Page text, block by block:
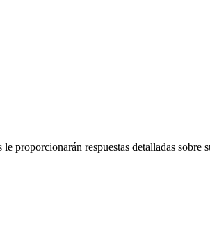
proporcionarán respuestas detalladas sobre